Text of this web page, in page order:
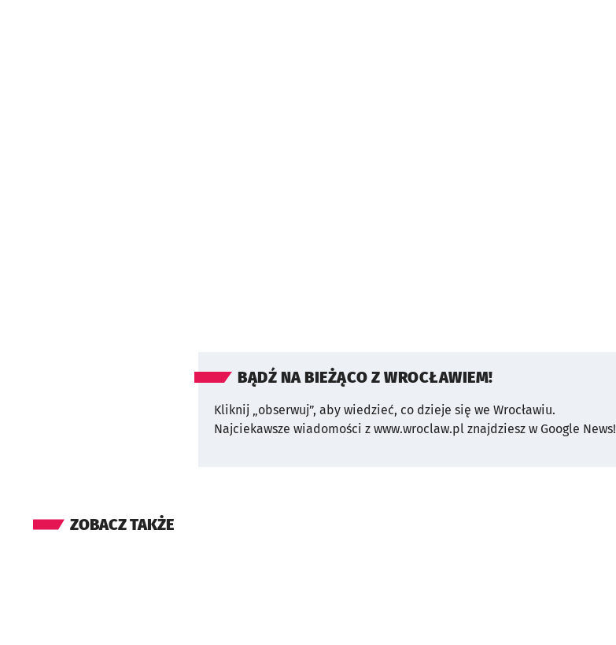
BĄDŹ NA BIEŻĄCO Z WROCŁAWIEM!
Kliknij „obserwuj”, aby wiedzieć, co dzieje się we Wrocławiu.
Najciekawsze wiadomości z www.wroclaw.pl znajdziesz w Google News!
ZOBACZ TAKŻE